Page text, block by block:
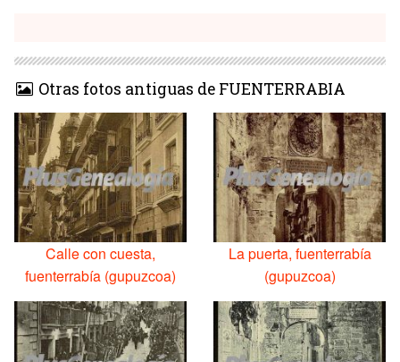
Otras fotos antiguas de FUENTERRABIA
Calle con cuesta,
fuenterrabía (gupuzcoa)
La puerta, fuenterrabía
(gupuzcoa)